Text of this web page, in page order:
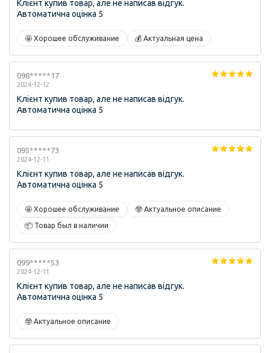
Клієнт купив товар, але не написав відгук.
Автоматична оцінка 5
🤩 Хорошее обслуживание 💰 Актуальная цена
098*****17
2024-12-12
Клієнт купив товар, але не написав відгук.
Автоматична оцінка 5
095*****73
2024-12-11
Клієнт купив товар, але не написав відгук.
Автоматична оцінка 5
🤩 Хорошее обслуживание 🤓 Актуальное описание
📦 Товар был в наличии
099*****53
2024-12-11
Клієнт купив товар, але не написав відгук.
Автоматична оцінка 5
🤓 Актуальное описание